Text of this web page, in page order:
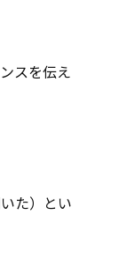
スを伝え
た）とい